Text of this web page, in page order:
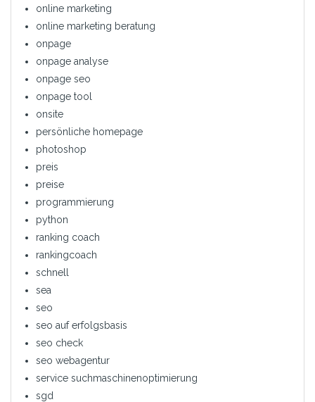
online marketing
online marketing beratung
onpage
onpage analyse
onpage seo
onpage tool
onsite
persönliche homepage
photoshop
preis
preise
programmierung
python
ranking coach
rankingcoach
schnell
sea
seo
seo auf erfolgsbasis
seo check
seo webagentur
service suchmaschinenoptimierung
sgd